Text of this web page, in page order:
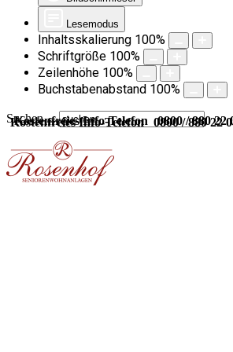
Lesemodus
Inhaltsskalierung 100%
Schriftgröße 100%
Zeilenhöhe 100%
Buchstabenabstand 100%
Suchen ...
Kostenfreies Info-Telefon 0800 / 880 22
Kostenfreies Info-Telefon 0800 / 880 22